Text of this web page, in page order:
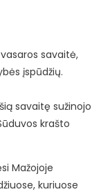
savaitė,
įspūdžių.
savaitę sužinojo
krašto
Mažojoje
kuriuose